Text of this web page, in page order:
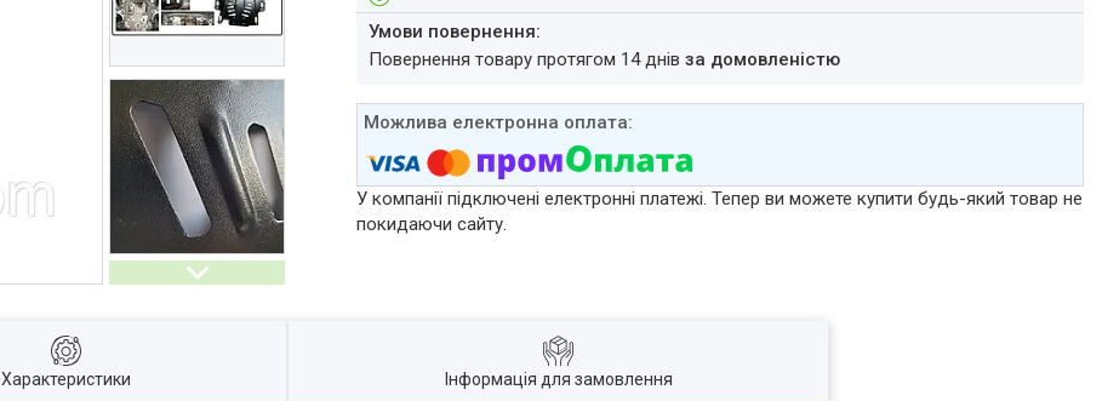
повернення товару протягом 14 днівза домовленістю
У компанії підключені електронні платежі. Тепер ви можете купити будь-який товар не
покидаючи сайту.
Характеристики Інформація для замовлення